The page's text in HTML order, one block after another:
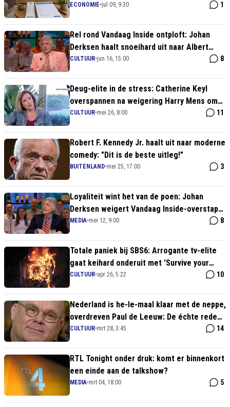
ECONOMIE•jul 09, 9:30 1
Rel rond Vandaag Inside ontploft: Johan
Derksen haalt snoeihard uit naar Albert
Verlinde
CULTUUR•jun 16, 15:00 8
Deug-elite in de stress: Catherine Keyl
overspannen na weigering Harry Mens om
mee te janken over Andrew Tate
CULTUUR•mei 26, 8:00 11
Robert F. Kennedy Jr. haalt uit naar moderne
comedy: "Dit is de beste uitleg!"
BUITENLAND•mei 25, 17:00 3
Loyaliteit wint het van de poen: Johan
Derksen weigert Vandaag Inside-overstap
naar RTL
MEDIA•mei 12, 9:00 8
Totale paniek bij SBS6: Arrogante tv-elite
gaat keihard onderuit met 'Survive your
family'
CULTUUR•apr 26, 5:22 10
Nederland is he-le-maal klaar met de neppe,
overdreven Paul de Leeuw: De échte reden
waarom hij van de buis verdwijnt
CULTUUR•mrt 28, 3:45 14
RTL Tonight onder druk: komt er binnenkort
een einde aan de talkshow?
MEDIA•mrt 04, 18:00 5